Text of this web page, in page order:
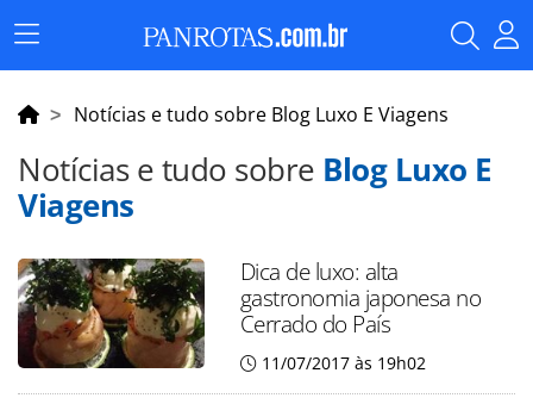
Menu
Principal
Notícias e tudo sobre Blog Luxo E Viagens
Notícias e tudo sobre Blog Luxo E
Viagens
Dica de luxo: alta
gastronomia japonesa no
Cerrado do País
11/07/2017 às 19h02